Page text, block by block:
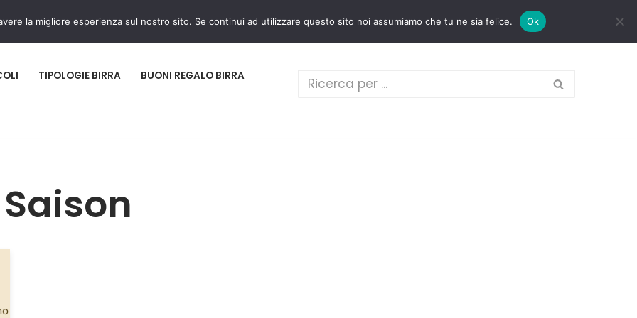
TIPOLOGIE BIRRA
BUONI REGALO BIRRA
la migliore esperienza sul nostro sito. Se continui ad utilizzare questo sito noi assumiamo che tu ne sia felice. Ok